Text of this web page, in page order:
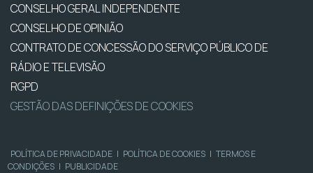
CONSELHO GERAL INDEPENDENTE
CONSELHO DE OPINIÃO
CONTRATO DE CONCESSÃO DO SERVIÇO PÚBLICO DE
RÁDIO E TELEVISÃO
RGPD
GESTÃO DAS DEFINIÇÕES DE COOKIES
POLÍTICA DE PRIVACIDADE | POLÍTICA DE COOKIES | TERMOS E
CONDIÇÕES | PUBLICIDADE